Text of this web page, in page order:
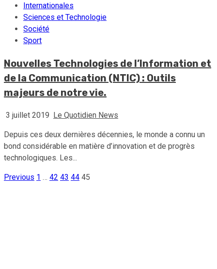
Internationales
Sciences et Technologie
Société
Sport
Nouvelles Technologies de l’Information et
de la Communication (NTIC) : Outils
majeurs de notre vie.
3 juillet 2019 Le Quotidien News
Depuis ces deux dernières décennies, le monde a connu un
bond considérable en matière d’innovation et de progrès
technologiques. Les...
Pagination
Previous 1 … 42 43 44 45